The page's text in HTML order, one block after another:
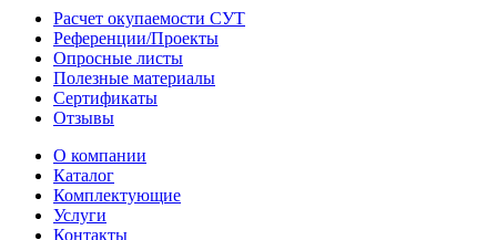
Расчет окупаемости СУТ
Референции/Проекты
Опросные листы
Полезные материалы
Сертификаты
Отзывы
О компании
Каталог
Комплектующие
Услуги
Контакты